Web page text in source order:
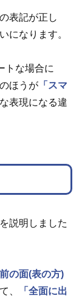
の表記が正し
になります。
トな場合に
のほうが 「スマ
表現になる違
説明しました
の面(表の方)
、
「全面に出